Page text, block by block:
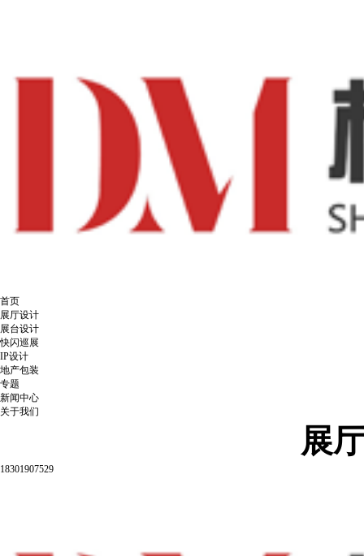
首页
展厅设计
展台设计
快闪巡展
IP设计
地产包装
专题
新闻中心
关于我们
展
18301907529